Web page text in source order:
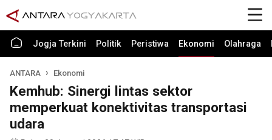
Jogja Terkini Politik Peristiwa Ekonomi Olahraga
ANTARA Ekonomi
Kemhub: Sinergi lintas sektor
memperkuat konektivitas transportasi
udara